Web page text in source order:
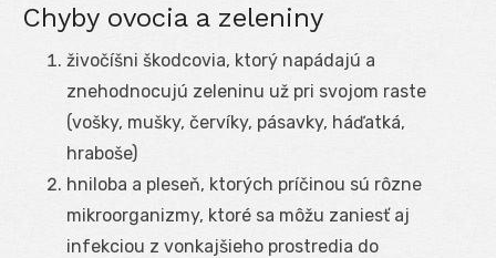
Chyby ovocia a zeleniny
živočíšni škodcovia, ktorý napádajú a
znehodnocujú zeleninu už pri svojom raste
(vošky, mušky, červíky, pásavky, háďatká,
hraboše)
hniloba a pleseň, ktorých príčinou sú rôzne
mikroorganizmy, ktoré sa môžu zaniesť aj
infekciou z vonkajšieho prostredia do